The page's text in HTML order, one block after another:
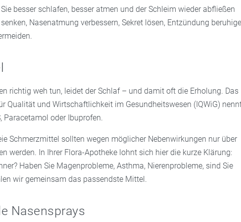
besser schlafen, besser atmen und der Schleim wieder abfließen
Nasenatmung verbessern, Sekret lösen, Entzündung
richtig weh tun, leidet der Schlaf – und damit oft die Erholung. Das
Qualität und Wirtschaftlichkeit im Gesundheitswesen (IQWiG)
Paracetamol oder Ibuprofen.
Schmerzmittel sollten wegen möglicher Nebenwirkungen nur über
werden. In Ihrer Flora-Apotheke lohnt sich hier die kurze Klärung:
Haben Sie Magenprobleme, Asthma, Nierenprobleme, sind Sie
wir gemeinsam das passendste Mittel.
Nasensprays